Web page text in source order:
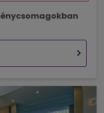
vendégei
2008. október közepén
Szigete”
és a lélek együttes
törekszik.